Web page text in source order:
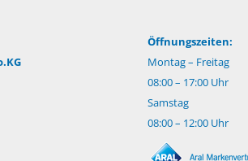
Öffnungszeiten:
Montag – Freitag
08:00 – 17:00 Uhr
Samstag
08:00 – 12:00 Uhr